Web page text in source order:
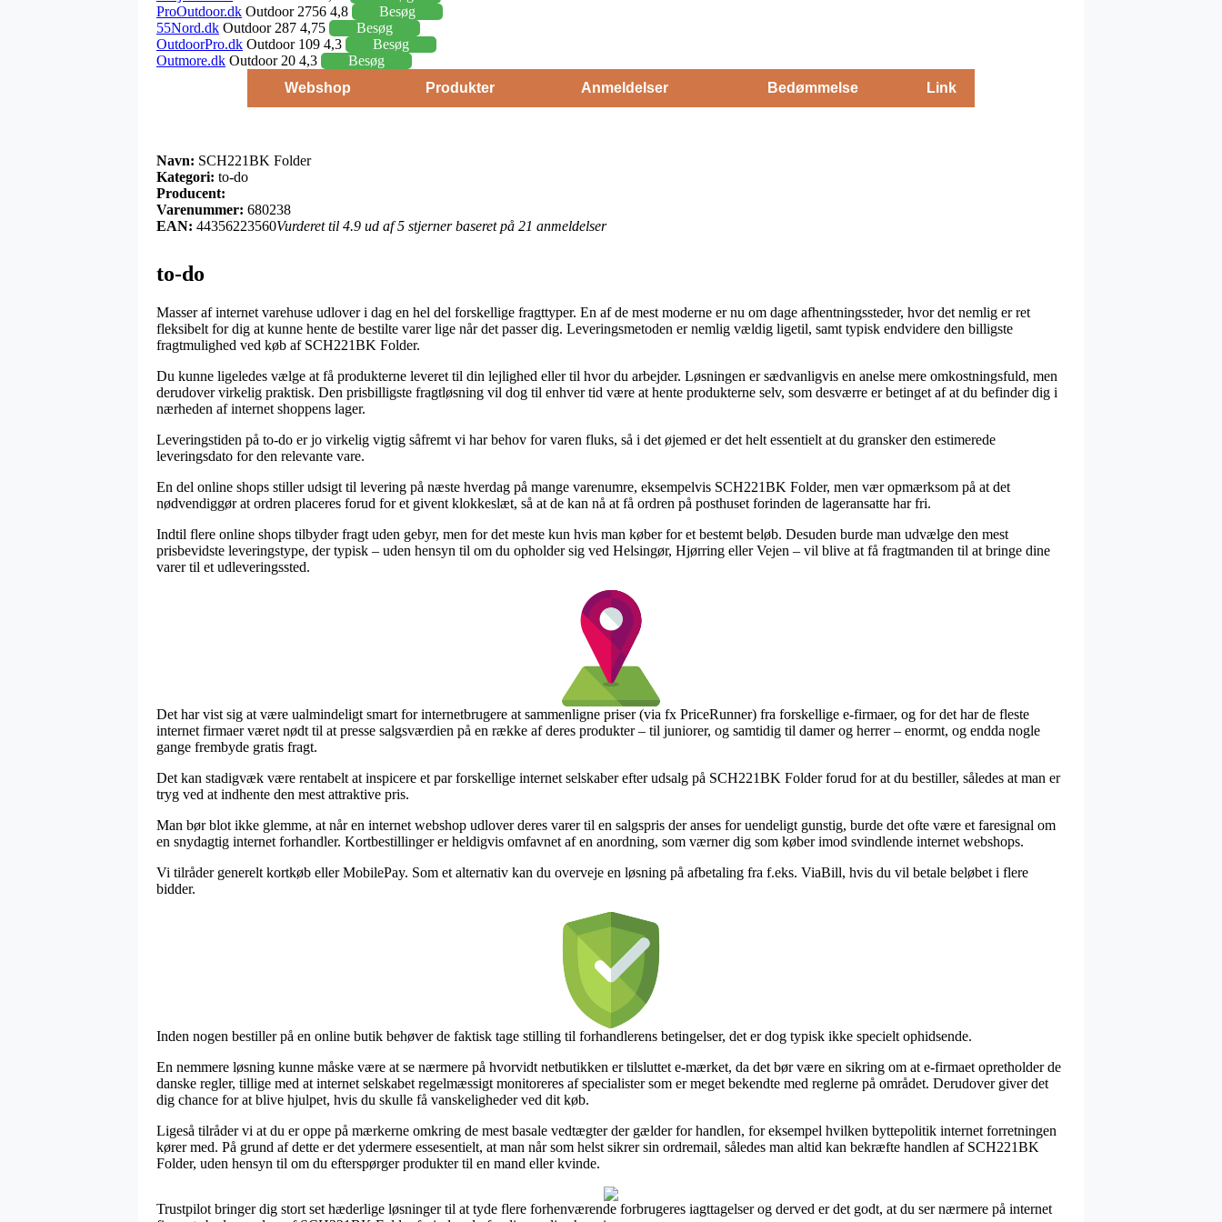
ProOutdoor.dk Outdoor 2756 4,8
Besøg
55Nord.dk Outdoor 287 4,75
Besøg
OutdoorPro.dk Outdoor 109 4,3
Besøg
Outmore.dk Outdoor 20 4,3
Besøg
Webshop
Produkter Anmeldelser Bedømmelse Link
Navn: SCH221BK Folder
Kategori: to-do
Producent:
Varenummer: 680238
EAN: 44356223560Vurderet til 4.9 ud af 5 stjerner baseret på 21 anmeldelser
to-do
Masser af internet varehuse udlover i dag en hel del forskellige fragttyper. En af de mest moderne er nu om dage afhentningssteder, hvor det nemlig er ret
fleksibelt for dig at kunne hente de bestilte varer lige når det passer dig. Leveringsmetoden er nemlig vældig ligetil, samt typisk endvidere den billigste
fragtmulighed ved køb af SCH221BK Folder.
Du kunne ligeledes vælge at få produkterne leveret til din lejlighed eller til hvor du arbejder. Løsningen er sædvanligvis en anelse mere omkostningsfuld, men
derudover virkelig praktisk. Den prisbilligste fragtløsning vil dog til enhver tid være at hente produkterne selv, som desværre er betinget af at du befinder dig i
nærheden af internet shoppens lager.
Leveringstiden på to-do er jo virkelig vigtig såfremt vi har behov for varen fluks, så i det øjemed er det helt essentielt at du gransker den estimerede
leveringsdato for den relevante vare.
En del online shops stiller udsigt til levering på næste hverdag på mange varenumre, eksempelvis SCH221BK Folder, men vær opmærksom på at det
nødvendiggør at ordren placeres forud for et givent klokkeslæt, så at de kan nå at få ordren på posthuset forinden de lageransatte har fri.
Indtil flere online shops tilbyder fragt uden gebyr, men for det meste kun hvis man køber for et bestemt beløb. Desuden burde man udvælge den mest
prisbevidste leveringstype, der typisk – uden hensyn til om du opholder sig ved Helsingør, Hjørring eller Vejen – vil blive at få fragtmanden til at bringe dine
varer til et udleveringssted.
Det har vist sig at være ualmindeligt smart for internetbrugere at sammenligne priser (via fx PriceRunner) fra forskellige e-firmaer, og for det har de fleste
internet firmaer været nødt til at presse salgsværdien på en række af deres produkter – til juniorer, og samtidig til damer og herrer – enormt, og endda nogle
gange frembyde gratis fragt.
Det kan stadigvæk være rentabelt at inspicere et par forskellige internet selskaber efter udsalg på SCH221BK Folder forud for at du bestiller, således at man er
tryg ved at indhente den mest attraktive pris.
Man bør blot ikke glemme, at når en internet webshop udlover deres varer til en salgspris der anses for uendeligt gunstig, burde det ofte være et faresignal om
en snydagtig internet forhandler. Kortbestillinger er heldigvis omfavnet af en anordning, som værner dig som køber imod svindlende internet webshops.
Vi tilråder generelt kortkøb eller MobilePay. Som et alternativ kan du overveje en løsning på afbetaling fra f.eks. ViaBill, hvis du vil betale beløbet i flere
bidder.
Inden nogen bestiller på en online butik behøver de faktisk tage stilling til forhandlerens betingelser, det er dog typisk ikke specielt ophidsende.
En nemmere løsning kunne måske være at se nærmere på hvorvidt netbutikken er tilsluttet e-mærket, da det bør være en sikring om at e-firmaet opretholder de
danske regler, tillige med at internet selskabet regelmæssigt monitoreres af specialister som er meget bekendte med reglerne på området. Derudover giver det
dig chance for at blive hjulpet, hvis du skulle få vanskeligheder ved dit køb.
Ligeså tilråder vi at du er oppe på mærkerne omkring de mest basale vedtægter der gælder for handlen, for eksempel hvilken byttepolitik internet forretningen
kører med. På grund af dette er det ydermere essesentielt, at man når som helst sikrer sin ordremail, således man altid kan bekræfte handlen af SCH221BK
Folder, uden hensyn til om du efterspørger produkter til en mand eller kvinde.
Trustpilot bringer dig stort set hæderlige løsninger til at tyde flere forhenværende forbrugeres iagttagelser og derved er det godt, at du ser nærmere på internet